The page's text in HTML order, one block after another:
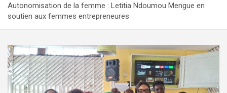
Autonomisation de la femme : Letitia Ndoumou Mengue en
soutien aux femmes entrepreneures